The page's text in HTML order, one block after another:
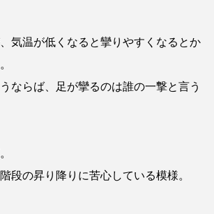
気温が低くなると攣りやすくなるとか
ならば、足が攣るのは誰の一撃と言う
段の昇り降りに苦心している模様。